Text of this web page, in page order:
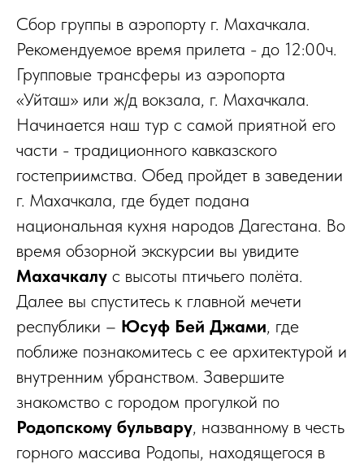
Сбор группы в аэропорту г. Махачкала.
Рекомендуемое время прилета - до 12:00ч.
Групповые трансферы из аэропорта
«Уйташ» или ж/д вокзала, г. Махачкала.
Начинается наш тур с самой приятной его
части - традиционного кавказского
гостеприимства. Обед пройдет в заведении
г. Махачкала, где будет подана
национальная кухня народов Дагестана. Во
время обзорной экскурсии вы увидите
Махачкалу с высоты птичьего полёта.
Далее вы спуститесь к главной мечети
республики – Юсуф Бей Джами, где
поближе познакомитесь с ее архитектурой и
внутренним убранством. Завершите
знакомство с городом прогулкой по
Родопскому бульвару, названному в честь
горного массива Родопы, находящегося в